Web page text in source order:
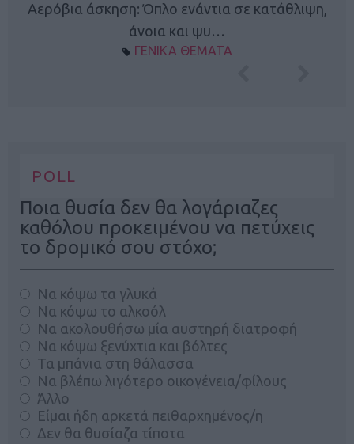
Αερόβια άσκηση: Όπλο ενάντια σε κατάθλιψη,
άνοια και ψυ…
ΓΕΝΙΚΑ ΘΕΜΑΤΑ
POLL
Ποια θυσία δεν θα λογάριαζες
καθόλου προκειμένου να πετύχεις
το δρομικό σου στόχο;
Να κόψω τα γλυκά
Να κόψω το αλκοόλ
Να ακολουθήσω μία αυστηρή διατροφή
Να κόψω ξενύχτια και βόλτες
Τα μπάνια στη θάλασσα
Να βλέπω λιγότερο οικογένεια/φίλους
Άλλο
Είμαι ήδη αρκετά πειθαρχημένος/η
Δεν θα θυσίαζα τίποτα